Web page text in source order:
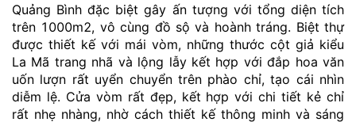
Quảng Bình đặc biệt gây ấn tượng với tổng diện tích
trên 1000m2, vô cùng đồ sộ và hoành tráng. Biệt thự
được thiết kế với mái vòm, những thước cột giả kiểu
La Mã trang nhã và lộng lẫy kết hợp với đắp hoa văn
uốn lượn rất uyển chuyển trên phào chỉ, tạo cái nhìn
diễm lệ. Cửa vòm rất đẹp, kết hợp với chi tiết kẻ chỉ
rất nhẹ nhàng, nhờ cách thiết kế thông minh và sáng